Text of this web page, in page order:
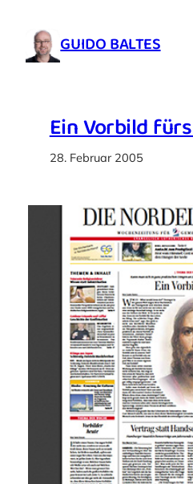
Inhalt
springen GUIDO BALTES
Ein Vorbild
28. Februar 2005